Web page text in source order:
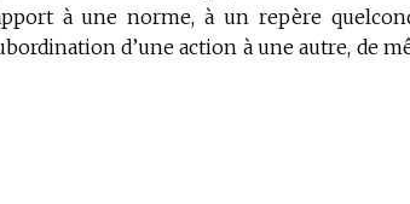
à une norme, à un repère
d’une action à une autre, de